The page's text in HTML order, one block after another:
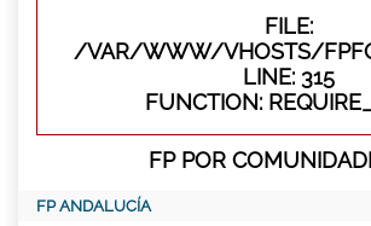
FILE:
/VAR/WWW/VHOSTS/
LINE: 315
FUNCTION:
FP POR
FP ANDALUCÍA